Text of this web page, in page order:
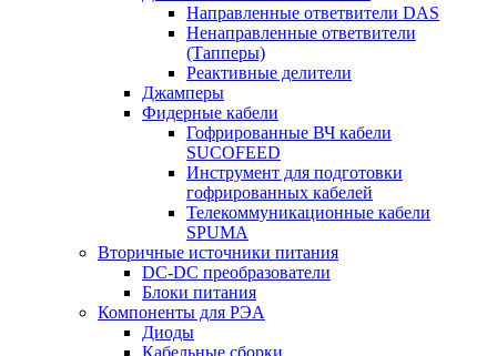
Направленные ответвители DAS
Ненаправленные ответвители
(Тапперы)
Реактивные делители
Джамперы
Фидерные кабели
Гофрированные ВЧ кабели
SUCOFEED
Инструмент для подготовки
гофрированных кабелей
Телекоммуникационные кабели
SPUMA
Вторичные источники питания
DC-DC преобразователи
Блоки питания
Компоненты для РЭА
Диоды
Кабельные сборки